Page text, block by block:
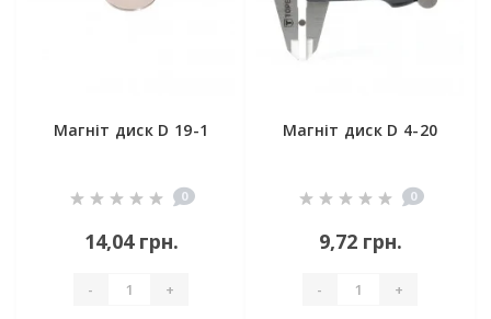
Магніт диск D 19-1
0
14,04 грн.
- +
Магніт диск D 4-20
0
9,72 грн.
- +